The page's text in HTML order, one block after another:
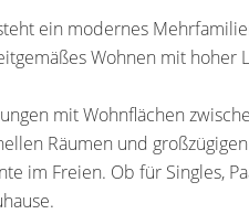
ein modernes
Wohnen mit
mit Wohnflächen
Räumen und
im Freien. Ob für Singles,